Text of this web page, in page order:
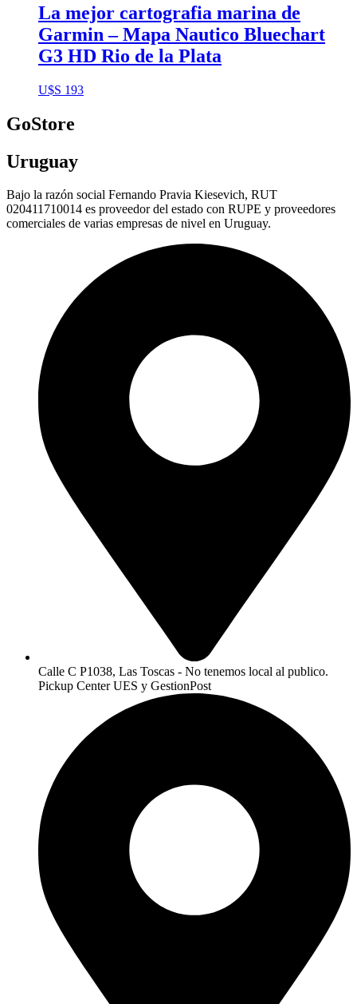
La mejor cartografia marina de
Garmin – Mapa Nautico Bluechart
G3 HD Rio de la Plata
U$S 193
GoStore
Uruguay
Bajo la razón social Fernando Pravia Kiesevich, RUT
020411710014 es proveedor del estado con RUPE y proveedores
comerciales de varias empresas de nivel en Uruguay.
Calle C P1038, Las Toscas - No tenemos local al publico.
Pickup Center UES y GestionPost